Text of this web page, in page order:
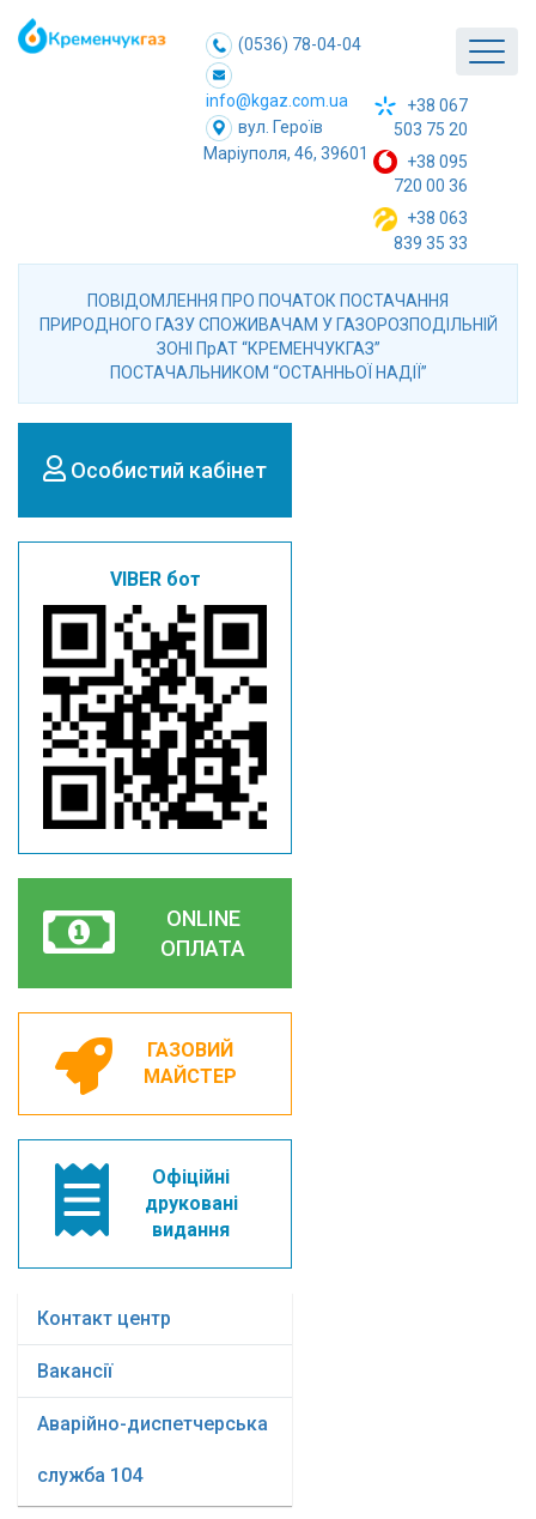
(0536) 78-04-04
info@kgaz.com.ua
вул. Героїв
Маріуполя, 46, 39601
+38 067
503 75 20
+38 095
720 00 36
+38 063
839 35 33
ПОВІДОМЛЕННЯ ПРО ПОЧАТОК ПОСТАЧАННЯ
ПРИРОДНОГО ГАЗУ СПОЖИВАЧАМ У ГАЗОРОЗПОДІЛЬНІЙ
ЗОНІ ПрАТ “КРЕМЕНЧУКГАЗ”
ПОСТАЧАЛЬНИКОМ “ОСТАННЬОЇ НАДІЇ”
Особистий кабінет
VIBER бот
ONLINE
ОПЛАТА
ГАЗОВИЙ
МАЙСТЕР
Офіційні
друковані
видання
Контакт центр
Вакансії
Аварійно-диспетчерська
служба 104